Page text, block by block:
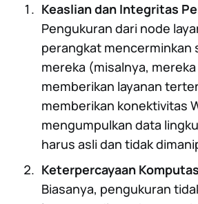
Keaslian dan Integritas
Pengukuran dari node
perangkat mencerminkan
mereka (misalnya,
memberikan layanan
memberikan konektivitas
mengumpulkan data
harus asli dan tidak
Keterpercayaan
Biasanya, pengukuran